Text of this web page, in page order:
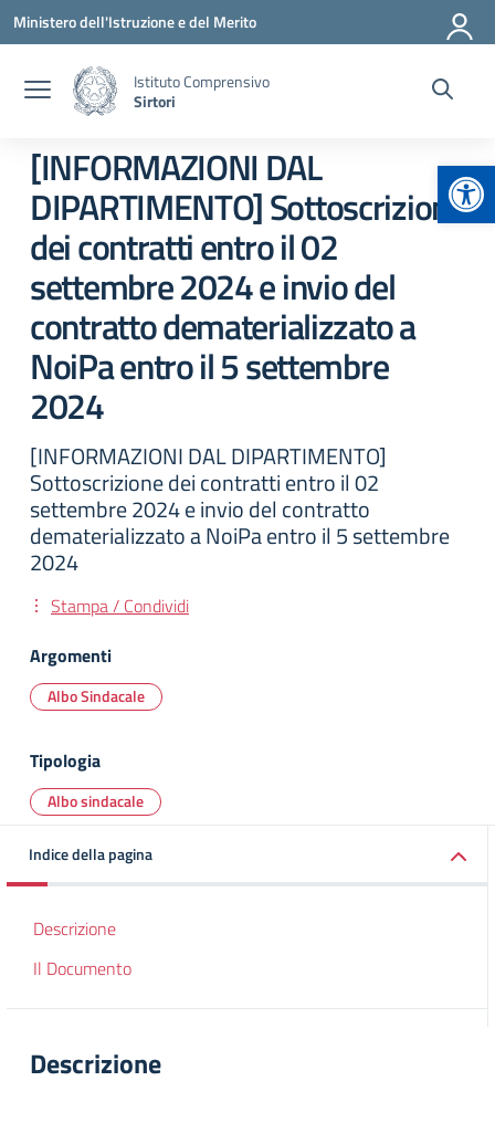
Vai ai contenuti
Vai al menu di navigazione
Vai al footer
Ministero dell'Istruzione e del Merito
Istituto Comprensivo
Sirtori
[INFORMAZIONI DAL
DIPARTIMENTO] Sottoscrizione
dei contratti entro il 02
settembre 2024 e invio del
contratto dematerializzato a
NoiPa entro il 5 settembre
2024
[INFORMAZIONI DAL DIPARTIMENTO]
Sottoscrizione dei contratti entro il 02
settembre 2024 e invio del contratto
dematerializzato a NoiPa entro il 5 settembre
2024
Stampa / Condividi
Argomenti
Albo Sindacale
Tipologia
Albo sindacale
Indice della pagina
Descrizione
Il Documento
Descrizione